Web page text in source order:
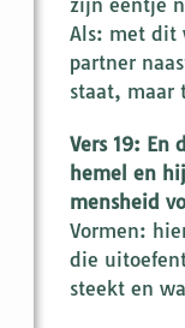
Als: met dit
partner
staat, maar
Vers 19: En
hemel en
mensheid
Vormen:
die
steekt en